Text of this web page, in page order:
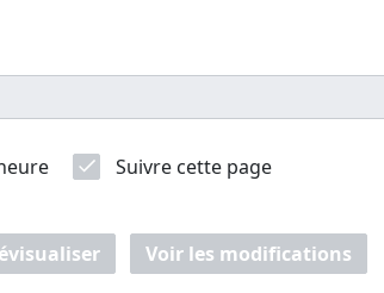
Suivre cette page
Voir les modifications